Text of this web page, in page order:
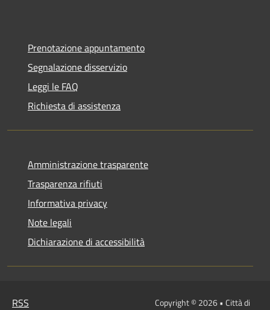
Prenotazione appuntamento
Segnalazione disservizio
Leggi le FAQ
Richiesta di assistenza
Amministrazione trasparente
Trasparenza rifiuti
Informativa privacy
Note legali
Dichiarazione di accessibilità
RSS
Copyright © 2026 • Città di